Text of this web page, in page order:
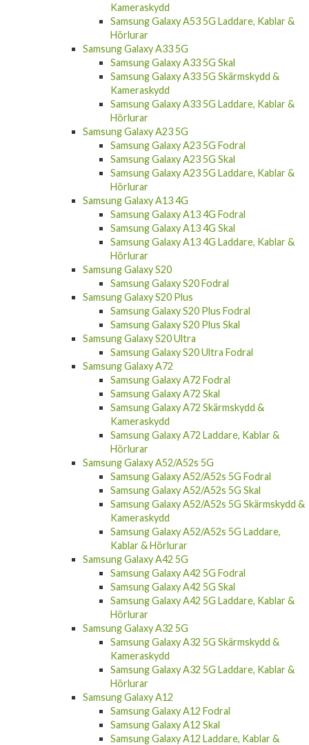
Kameraskydd
Samsung Galaxy A53 5G Laddare, Kablar &
Hörlurar
Samsung Galaxy A33 5G
Samsung Galaxy A33 5G Skal
Samsung Galaxy A33 5G Skärmskydd &
Kameraskydd
Samsung Galaxy A33 5G Laddare, Kablar &
Hörlurar
Samsung Galaxy A23 5G
Samsung Galaxy A23 5G Fodral
Samsung Galaxy A23 5G Skal
Samsung Galaxy A23 5G Laddare, Kablar &
Hörlurar
Samsung Galaxy A13 4G
Samsung Galaxy A13 4G Fodral
Samsung Galaxy A13 4G Skal
Samsung Galaxy A13 4G Laddare, Kablar &
Hörlurar
Samsung Galaxy S20
Samsung Galaxy S20 Fodral
Samsung Galaxy S20 Plus
Samsung Galaxy S20 Plus Fodral
Samsung Galaxy S20 Plus Skal
Samsung Galaxy S20 Ultra
Samsung Galaxy S20 Ultra Fodral
Samsung Galaxy A72
Samsung Galaxy A72 Fodral
Samsung Galaxy A72 Skal
Samsung Galaxy A72 Skärmskydd &
Kameraskydd
Samsung Galaxy A72 Laddare, Kablar &
Hörlurar
Samsung Galaxy A52/A52s 5G
Samsung Galaxy A52/A52s 5G Fodral
Samsung Galaxy A52/A52s 5G Skal
Samsung Galaxy A52/A52s 5G Skärmskydd &
Kameraskydd
Samsung Galaxy A52/A52s 5G Laddare,
Kablar & Hörlurar
Samsung Galaxy A42 5G
Samsung Galaxy A42 5G Fodral
Samsung Galaxy A42 5G Skal
Samsung Galaxy A42 5G Laddare, Kablar &
Hörlurar
Samsung Galaxy A32 5G
Samsung Galaxy A32 5G Skärmskydd &
Kameraskydd
Samsung Galaxy A32 5G Laddare, Kablar &
Hörlurar
Samsung Galaxy A12
Samsung Galaxy A12 Fodral
Samsung Galaxy A12 Skal
Samsung Galaxy A12 Laddare, Kablar &